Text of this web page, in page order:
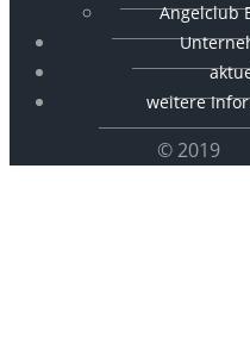
Angelclub
weitere
© 2019